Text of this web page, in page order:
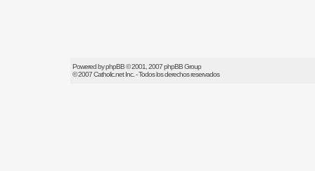
Powered byphpBB© 2001, 2007 phpBB Group
© 2007Catholic.netInc. - Todos los derechos reservados